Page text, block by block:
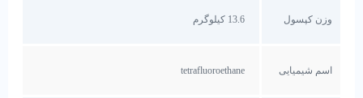
وزن کپسول 13.6 کیلوگرم
اسم شیمیایی tetrafluoroethane